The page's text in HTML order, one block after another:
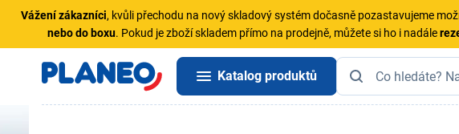
Vážení zákazníci, kvůli přechodu na nový skladový systém dočasně pozastavujeme
nebo do boxu. Pokud je zboží skladem přímo na prodejně, můžete si ho i nadále
Katalog produktů